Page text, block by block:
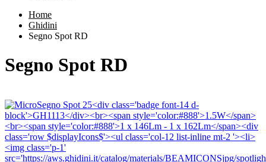
Home
Ghidini
Segno Spot RD
Segno Spot RD